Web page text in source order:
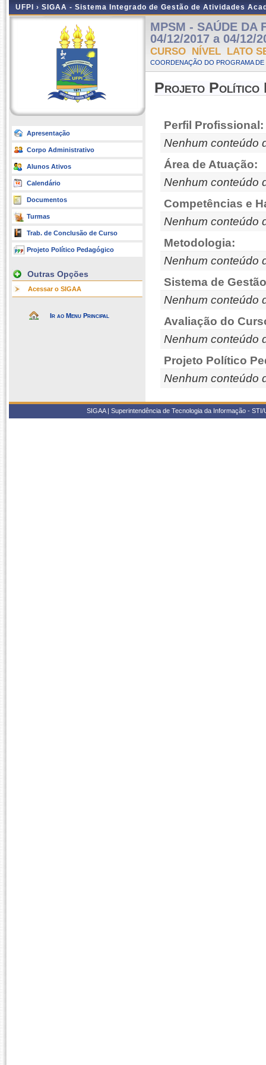
UFPI › SIGAA - Sistema Integrado de Gestão de Atividades
Apresentação
Corpo Administrativo
Alunos Ativos
Calendário
Documentos
Turmas
Trab. de Conclusão de Curso
Projeto Político Pedagógico
Outras Opções
Acessar o SIGAA
Ir ao Menu Principal
MPSM - SAÚDE DA
04/12/2017 a 04/12/
CURSO NÍVEL LATO
COORDENAÇÃO DO PROGRAMA
Projeto Político
Perfil Profissional:
Nenhum conteúdo
Área de Atuação:
Nenhum conteúdo
Competências e
Nenhum conteúdo
Metodologia:
Nenhum conteúdo
Sistema de
Nenhum conteúdo
Avaliação do
Nenhum conteúdo
Projeto Político
Nenhum conteúdo
SIGAA | Superintendência de Tecnologia da Informação -